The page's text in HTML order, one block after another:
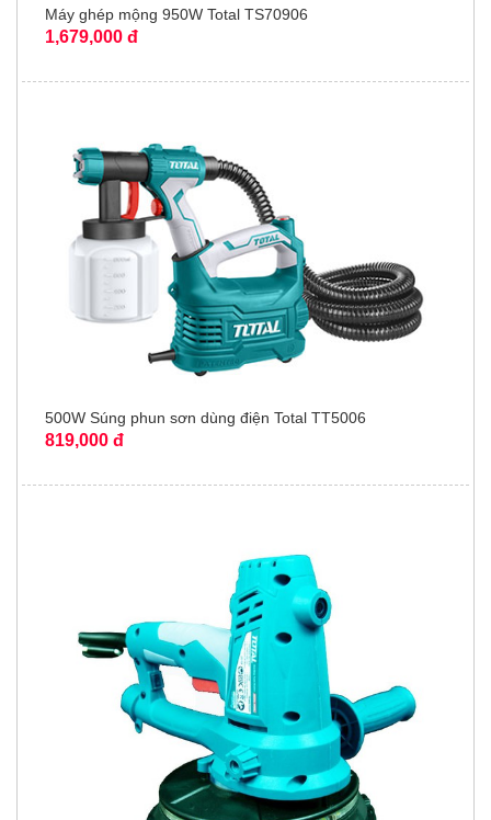
Máy ghép mộng 950W Total TS70906
1,679,000 đ
500W Súng phun sơn dùng điện Total TT5006
819,000 đ